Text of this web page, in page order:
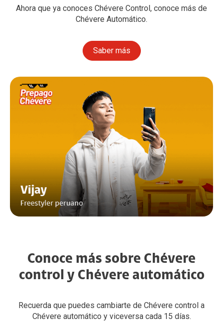
Ahora que ya conoces Chévere Control, conoce más de
Chévere Automático.
Saber más
Conoce más sobre Chévere
control y Chévere automático
Recuerda que puedes cambiarte de Chévere control a
Chévere automático y viceversa cada 15 días.